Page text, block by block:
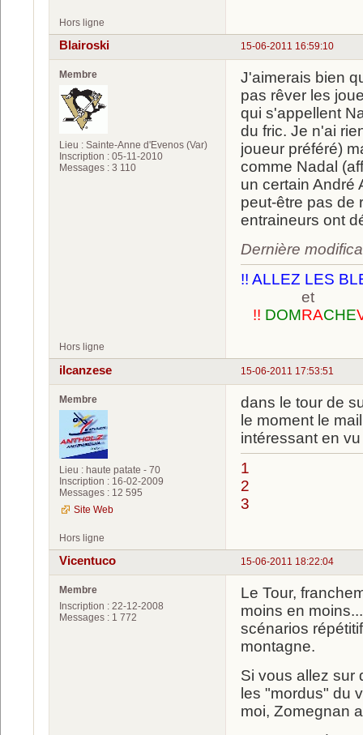
Hors ligne
15-06-2011 16:59:10
Blairoski
Membre
Lieu : Sainte-Anne d'Evenos (Var)
Inscription : 05-11-2010
Messages : 3 110
J'aimerais bien
pas rêver les
qui s'appellent
du fric. Je n'ai
joueur préféré)
comme Nadal
un certain André
peut-être pas de
entraineurs ont
Dernière
!! ALLEZ LES
et
!! DOMRACHE
Hors ligne
15-06-2011 17:53:51
ilcanzese
Membre
Lieu : haute patate - 70
Inscription : 16-02-2009
Messages : 12 595
Site Web
dans le tour de
le moment le
intéressant en
1
2
3
Hors ligne
15-06-2011 18:22:04
Vicentuco
Membre
Inscription : 22-12-2008
Messages : 1 772
Le Tour,
moins en
scénarios
montagne.
Si vous allez sur
les "mordus" du
moi, Zomegnan